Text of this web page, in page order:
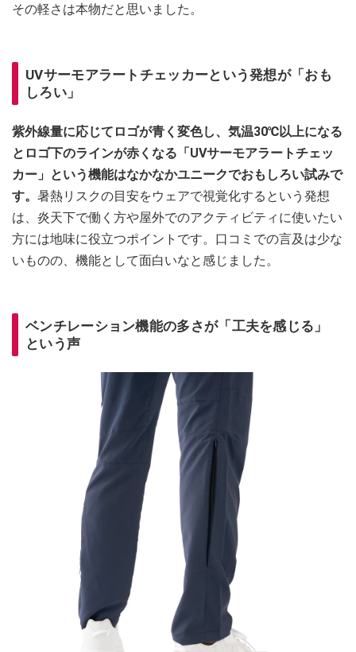
その軽さは本物だと思いました。
UVサーモアラートチェッカーという発想が「おも
しろい」
紫外線量に応じてロゴが青く変色し、気温30℃以上になる
とロゴ下のラインが赤くなる「UVサーモアラートチェッ
カー」という機能はなかなかユニークでおもしろい試みで
す。 暑熱リスクの目安をウェアで視覚化するという発想
は、炎天下で働く方や屋外でのアクティビティに使いたい
方には地味に役立つポイントです。口コミでの言及は少な
いものの、機能として面白いなと感じました。
ベンチレーション機能の多さが「工夫を感じる」
という声